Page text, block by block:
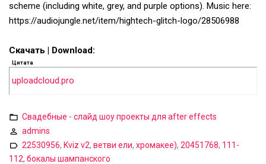
scheme (including white, grey, and purple options). Music here:
https://audiojungle.net/item/hightech-glitch-logo/28506988
Скачать | Download:
Цитата
uploadcloud.pro
Свадебные - слайд шоу проекты для after effects
admins
22530956, Kviz v2, ветви ели, хромакее), 20451768, 111-
112, бокалы шампанского